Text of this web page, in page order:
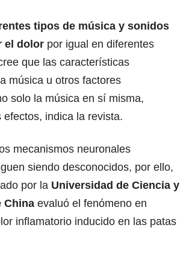
tipos de música y sonidos
el dolor por igual en diferentes
que las características
música u otros factores
solo la música en sí misma,
efectos, indica la revista.
mecanismos neuronales
siendo desconocidos, por ello,
por la Universidad de Ciencia y
China evaluó el fenómeno en
inflamatorio inducido en las patas